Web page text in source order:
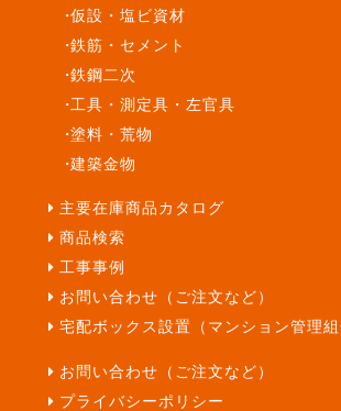
仮設・塩ビ資材
鉄筋・セメント
鉄鋼二次
工具・測定具・左官具
塗料・荒物
建築金物
主要在庫商品カタログ
商品検索
工事事例
お問い合わせ（ご注文など）
宅配ボックス設置（マンション管理組
お問い合わせ（ご注文など）
プライバシーポリシー